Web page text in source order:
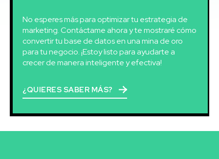
No esperes más para optimizar tu estrategia de
marketing. Contáctame ahora y te mostraré cómo
convertir tu base de datos en una mina de oro
para tu negocio. ¡Estoy listo para ayudarte a
crecer de manera inteligente y efectiva!
¿QUIERES SABER MÁS?